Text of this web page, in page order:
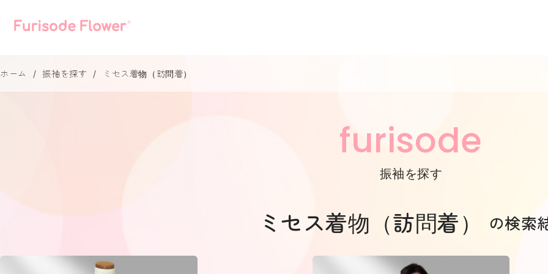
ホーム 振袖を探す ミセス着物（訪問着）
furisode
振袖を探す
ミセス着物（訪問着） の検索